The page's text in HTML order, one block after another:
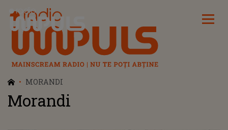
Radio Impuls
MORANDI
Morandi